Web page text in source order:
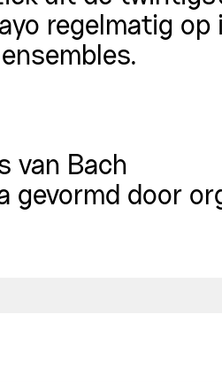
regelmatig op
van Bach
gevormd door